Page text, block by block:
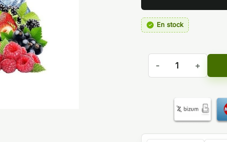
En stock
AROMA VALKYRIE -